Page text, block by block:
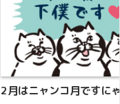
2月はニャンコ月ですに